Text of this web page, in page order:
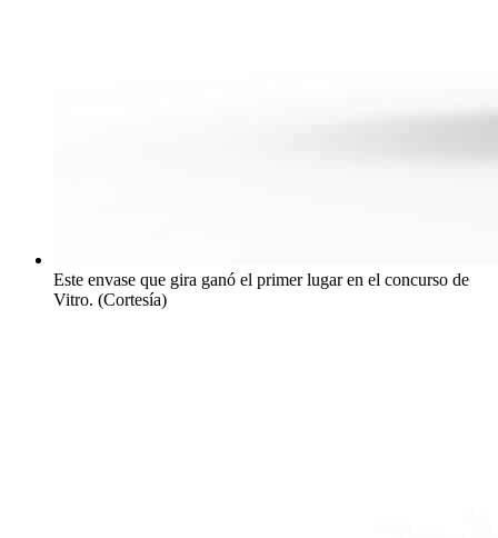
Este envase que gira ganó el primer lugar en el concurso de
Vitro. (Cortesía)